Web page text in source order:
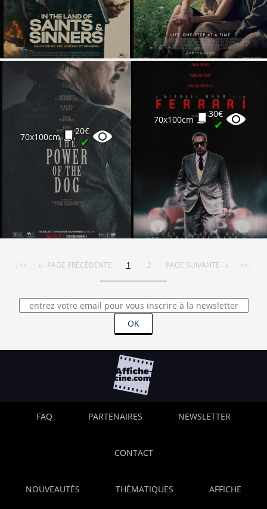
70x100cm
20€
✔
70x100cm
30€
✔
|<< ← PAGE PRÉCÉDENTE 1 2 PAGE SUIVANTE → >>|
OK
FAQ PARTENAIRES NEWSLETTER
CONTACT
NOUVEAUTÉS THÉMATIQUES AFFICHE